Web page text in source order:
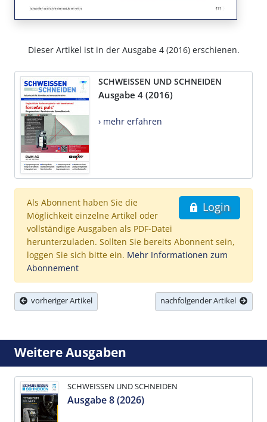
Dieser Artikel ist in der Ausgabe 4 (2016) erschienen.
SCHWEISSEN UND SCHNEIDEN
Ausgabe 4 (2016)
› mehr erfahren
Login
Als Abonnent haben Sie die
Möglichkeit einzelne Artikel oder
vollständige Ausgaben als PDF-Datei
herunterzuladen. Sollten Sie bereits Abonnent sein,
loggen Sie sich bitte ein. Mehr Informationen zum
Abonnement
vorheriger Artikel nachfolgender Artikel
Weitere Ausgaben
SCHWEISSEN UND SCHNEIDEN
Ausgabe 8 (2026)